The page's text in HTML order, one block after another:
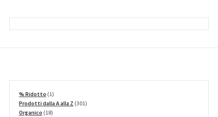
% Ridotto 11
prodotto
Prodotti dalla A alla Z 301301
Organico 1818